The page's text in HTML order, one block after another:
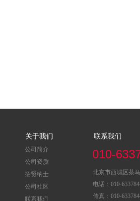
联系我们
010-
关于我们
公司简介
公司资质
招贤纳士
公司社区
联系我们
北京市西城区茶
电话：010-
传真：010-